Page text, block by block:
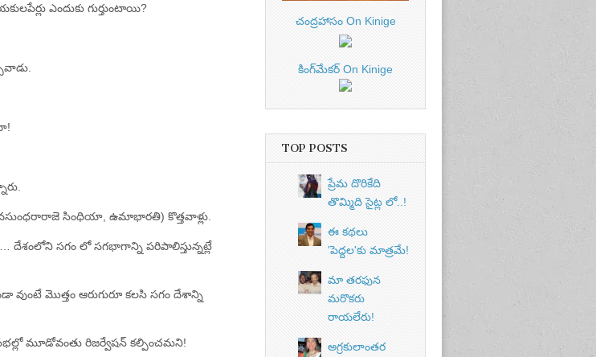
ఎందుకు గుర్తుంటాయి?
వసుంధరారాజె సింధియా, ఉమాభారతి) కొత్తవాళ్లు.
దేశంలోని సగం లో సగభాగాన్ని పరిపాలిస్తున్నట్లే
మొత్తం ఆరుగురూ కలసి సగం దేశాన్ని
మూడోవంతు రిజర్వేషన్‌ కల్పించమని!
చంద్రహాసం On Kinige
కింగ్‌మేకర్ On Kinige
TOP POSTS
ప్రేమ దొరికేది
తొమ్మిది సైట్ల లో..!
ఈ కథలు
'పెద్దల'కు మాత్రమే!
మా తరఫున
మరొకరు
రాయలేరు!
అగ్రకులాంతర